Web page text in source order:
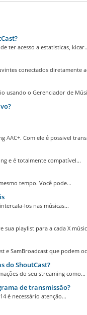
ter acesso a estatisticas,
conectados diretamente
usando o Gerenciador de
AAC+. Com ele é possivel
e é totalmente compatível...
tempo. Você pode...
los nas músicas...
playlist para a cada X
e SamBroadcast que podem
do ShoutCast?
do seu streaming como...
de transmissão?
é necessário atenção...